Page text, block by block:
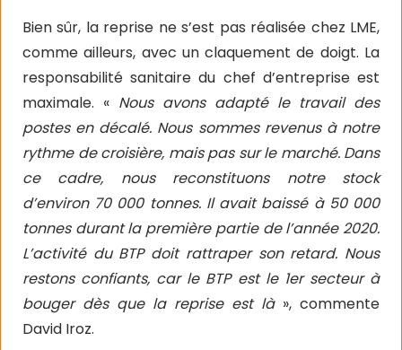
Bien sûr, la reprise ne s’est pas réalisée chez LME,
comme ailleurs, avec un claquement de doigt. La
responsabilité sanitaire du chef d’entreprise est
maximale. « Nous avons adapté le travail des
postes en décalé. Nous sommes revenus à notre
rythme de croisière, mais pas sur le marché. Dans
ce cadre, nous reconstituons notre stock
d’environ 70 000 tonnes. Il avait baissé à 50 000
tonnes durant la première partie de l’année 2020.
L’activité du BTP doit rattraper son retard. Nous
restons confiants, car le BTP est le 1er secteur à
bouger dès que la reprise est là », commente
David Iroz.